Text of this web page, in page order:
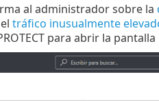
al administrador sobre la
tráfico inusualmente
para abrir la pantalla